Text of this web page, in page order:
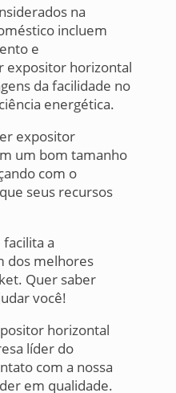
na
incluem
e
expositor horizontal
da facilidade no
energética.
expositor
um bom tamanho
com o
seus recursos
a
dos melhores
Quer saber
você!
horizontal
líder do
com a nossa
em qualidade.